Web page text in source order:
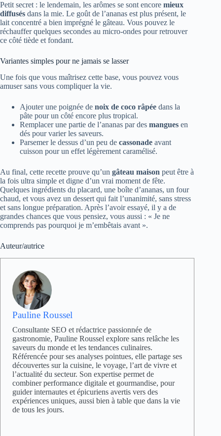
Petit secret : le lendemain, les arômes se sont encore mieux
diffusés dans la mie. Le goût de l’ananas est plus présent, le
lait concentré a bien imprégné le gâteau. Vous pouvez le
réchauffer quelques secondes au micro-ondes pour retrouver
ce côté tiède et fondant.
Variantes simples pour ne jamais se lasser
Une fois que vous maîtrisez cette base, vous pouvez vous
amuser sans vous compliquer la vie.
Ajouter une poignée de noix de coco râpée dans la
pâte pour un côté encore plus tropical.
Remplacer une partie de l’ananas par des mangues en
dés pour varier les saveurs.
Parsemer le dessus d’un peu de cassonade avant
cuisson pour un effet légèrement caramélisé.
Au final, cette recette prouve qu’un gâteau maison peut être à
la fois ultra simple et digne d’un vrai moment de fête.
Quelques ingrédients du placard, une boîte d’ananas, un four
chaud, et vous avez un dessert qui fait l’unanimité, sans stress
et sans longue préparation. Après l’avoir essayé, il y a de
grandes chances que vous pensiez, vous aussi : « Je ne
comprends pas pourquoi je m’embêtais avant ».
Auteur/autrice
Pauline Roussel
Consultante SEO et rédactrice passionnée de
gastronomie, Pauline Roussel explore sans relâche les
saveurs du monde et les tendances culinaires.
Référencée pour ses analyses pointues, elle partage ses
découvertes sur la cuisine, le voyage, l’art de vivre et
l’actualité du secteur. Son expertise permet de
combiner performance digitale et gourmandise, pour
guider internautes et épicuriens avertis vers des
expériences uniques, aussi bien à table que dans la vie
de tous les jours.